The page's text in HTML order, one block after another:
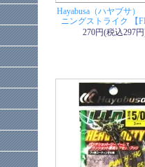
Hayabusa（ハヤブサ
ニングストライク 【
270円(税込297